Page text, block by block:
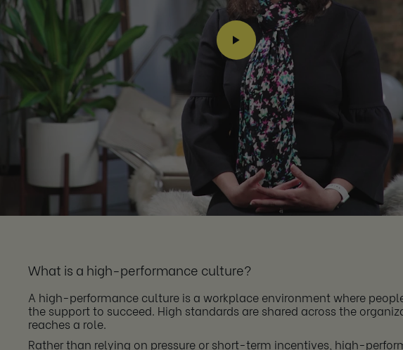
What is a high-performance culture?
A high-performance culture is a workplace environment where
the support to succeed. High standards are shared across the
reaches a role.
Rather than relying on pressure or short-term incentives, high-